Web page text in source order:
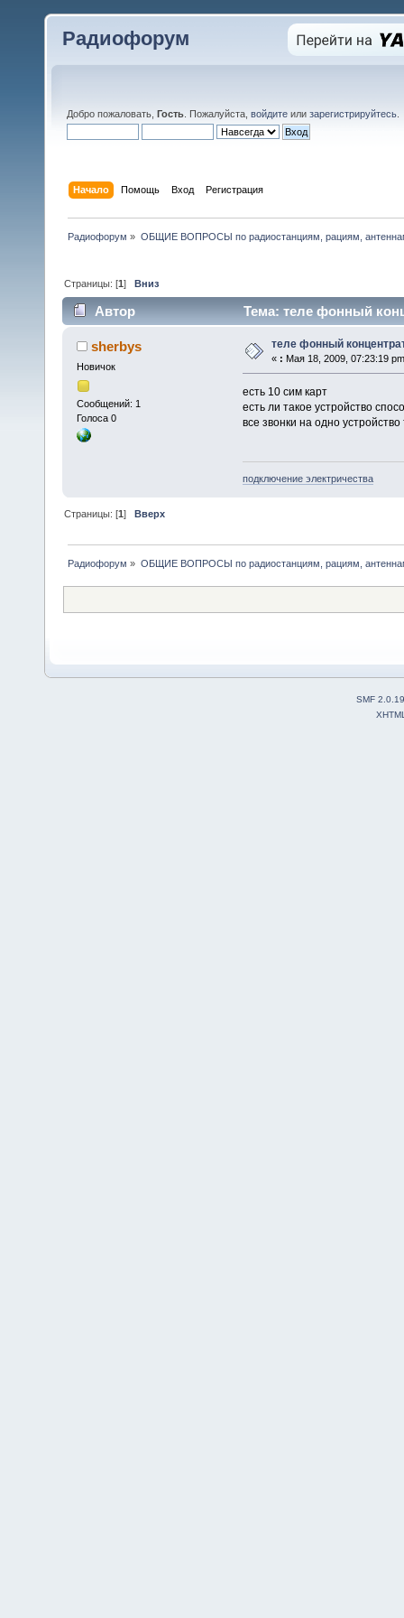
Радиофорум
Добро пожаловать, Гость . Пожалуйста, войдите или зарегистрируйтесь
Начало Помощь Вход Регистрация
Радиофорум » ОБЩИЕ ВОПРОСЫ по радиостанциям, рациям,
Страницы: [1]Вниз
Автор Тема: теле фонный
sherbys
Новичок
Сообщений: 1
Голоса 0
теле фонный
« : Мая 18, 2009, 07:23:19
есть 10 сим карт
есть ли такое устройство
все звонки на одно
подключение электричества
Страницы: [1]Вверх
Радиофорум » ОБЩИЕ ВОПРОСЫ по радиостанциям, рациям,
SMF 2.0.19